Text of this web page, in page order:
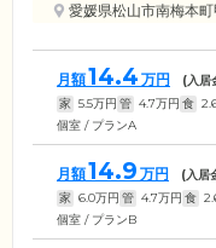
愛媛県松山市南梅本
月額14.4 万円 (入
家 5.5万円 管 4.7万円 食
個室 / プランA
月額14.9 万円 (入居
家 6.0万円 管 4.7万円 食
個室 / プランB